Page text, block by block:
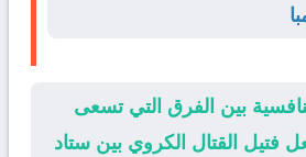
بين الفرق التي تسعى
فتيل القتال الكروي بين ستاد